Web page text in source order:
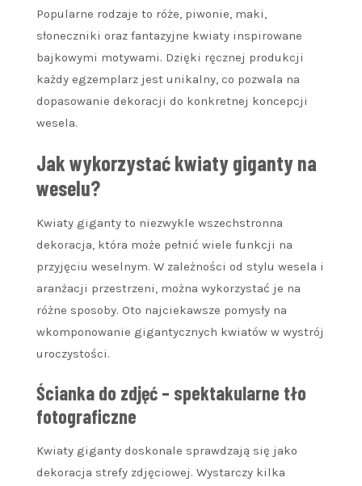
Popularne rodzaje to róże, piwonie, maki,
słoneczniki oraz fantazyjne kwiaty inspirowane
bajkowymi motywami. Dzięki ręcznej produkcji
każdy egzemplarz jest unikalny, co pozwala na
dopasowanie dekoracji do konkretnej koncepcji
wesela.
Jak wykorzystać kwiaty giganty na
weselu?
Kwiaty giganty to niezwykle wszechstronna
dekoracja, która może pełnić wiele funkcji na
przyjęciu weselnym. W zależności od stylu wesela i
aranżacji przestrzeni, można wykorzystać je na
różne sposoby. Oto najciekawsze pomysły na
wkomponowanie gigantycznych kwiatów w wystrój
uroczystości.
Ścianka do zdjęć – spektakularne tło
fotograficzne
Kwiaty giganty doskonale sprawdzają się jako
dekoracja strefy zdjęciowej. Wystarczy kilka